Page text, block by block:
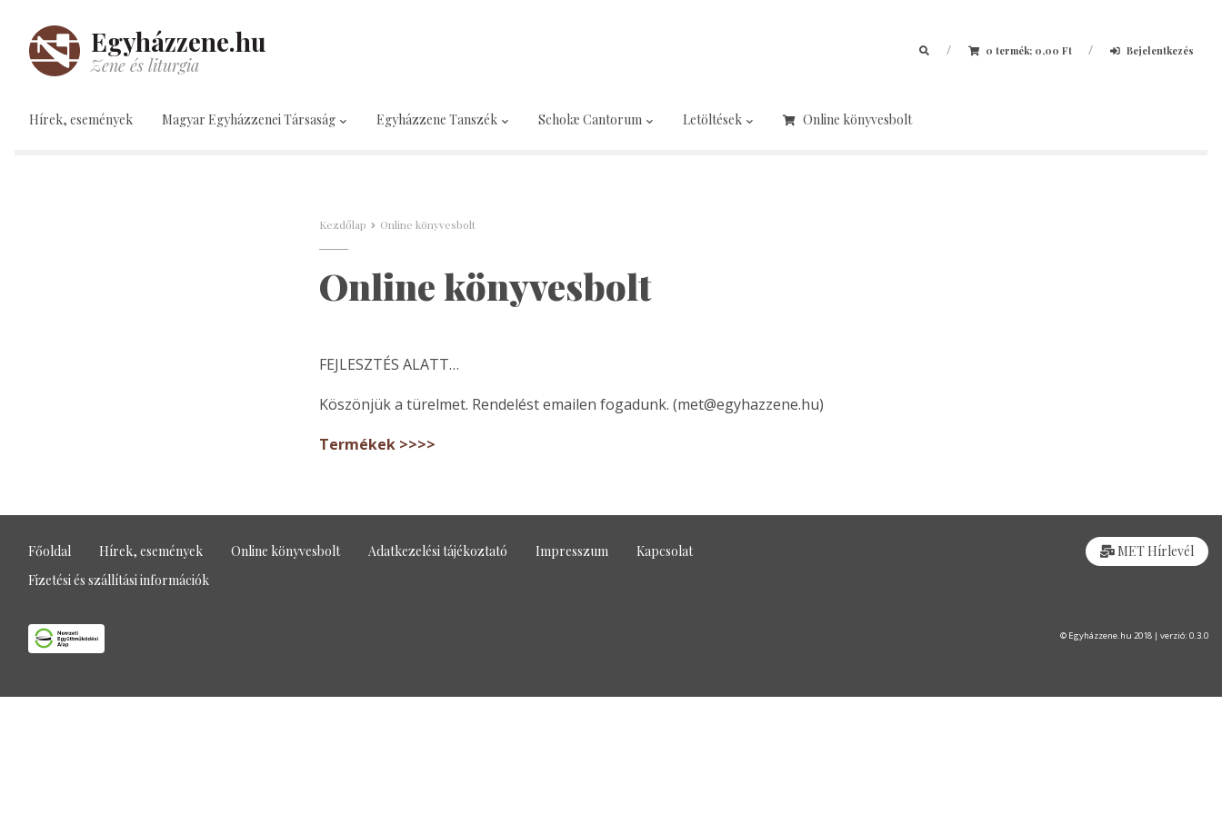
Egyházzene.hu
Zene és liturgia
/ 0 termék; 0,00 Ft / Bejelentkezés
Hírek, események Magyar Egyházzenei Társaság Egyházzene Tanszék Scholæ Cantorum Letöltések Online könyvesbolt
Kezdőlap Online könyvesbolt
Online könyvesbolt
FEJLESZTÉS ALATT…
Köszönjük a türelmet. Rendelést emailen fogadunk. (met@egyhazzene.hu)
Termékek >>>>
Főoldal Hírek, események Online könyvesbolt Adatkezelési tájékoztató Impresszum
Kapcsolat
Fizetési és szállítási információk
MET Hírlevél
© Egyházzene.hu 2018 | verzió: 0.3.0